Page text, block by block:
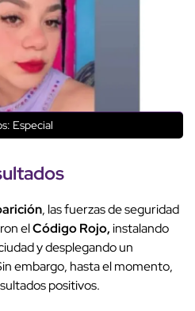
Especial
, las fuerzas de seguridad
elCódigo Rojo,instalando
y desplegando un
embargo, hasta el momento,
positivos.